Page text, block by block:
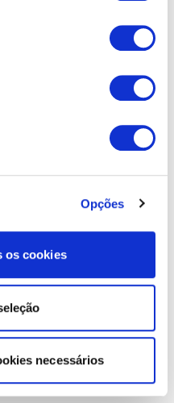
Opções
os cookies
necessários